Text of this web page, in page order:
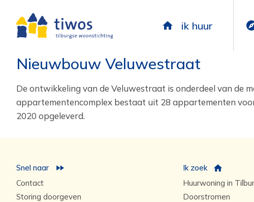
ik huur
Nieuwbouw Veluwestraat
De ontwikkeling van de Veluwestraat is onderdeel van de
appartementencomplex bestaat uit 28 appartementen
2020 opgeleverd.
Snel naar
Contact
Storing doorgeven
Ik zoek
Huurwoning in
Doorstromen